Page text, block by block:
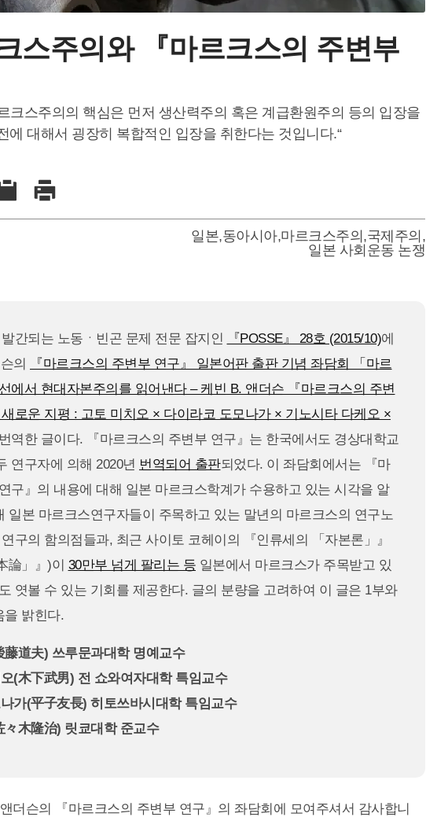
스주의와 『마르크스의 주변부
크스주의의 핵심은 먼저 생산력주의 혹은 계급환원주의 등의 입장을
에 대해서 굉장히 복합적인 입장을 취한다는 것입니다.“
일본,동아시아,마르크스주의 ,국제주의 ,
일본 사회운동 논쟁
간되는 노동ㆍ빈곤 문제 전문 잡지인 『POSSE』 28호 (2015/10)에
의
『마르크스의 주변부 연구』 일본어판 출판 기념 좌담회 「마르
에서 현대자본주의를 읽어낸다 – 케빈 B. 앤더슨 『마르크스의 주변
로운 지평 : 고토 미치오 × 다이라코 도모나가 × 기노시타 다케오 ×
역한 글이다. 『마르크스의 주변부 연구』는 한국에서도 경상대학교
연구자에 의해 2020년 번역되어 출판되었다. 이 좌담회에서는 『마
구』의 내용에 대해 일본 마르크스학계가 수용하고 있는 시각을 알
일본 마르크스연구자들이 주목하고 있는 말년의 마르크스의 연구노
구의 함의점들과, 최근 사이토 코헤이의 『인류세의 「자본론」』
論」』)이 30만부 넘게 팔리는 등 일본에서 마르크스가 주목받고 있
엿볼 수 있는 기회를 제공한다. 글의 분량을 고려하여 이 글은 1부와
을 밝힌다.
藤道夫) 쓰루문과대학 명예교수
(木下武男) 전 쇼와여자대학 특임교수
가(平子友長) 히토쓰바시대학 특임교수
々木隆治) 릿쿄대학 준교수
더슨의 『마르크스의 주변부 연구』의 좌담회에 모여주셔서 감사합니